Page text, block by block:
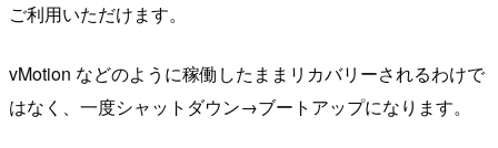
ご利用いただけます。
vMotion などのように稼働したままリカバリーされるわけで
はなく、一度シャットダウン→ブートアップになります。